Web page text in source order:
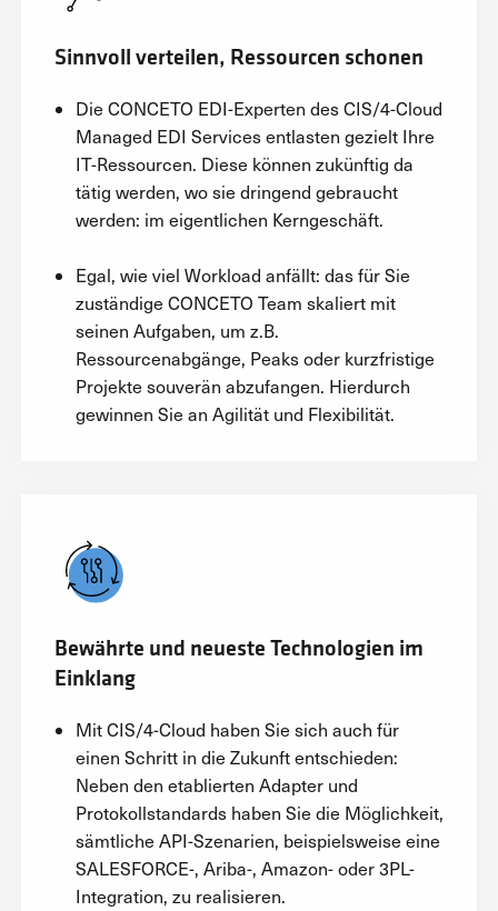
Sinnvoll verteilen, Ressourcen schonen
Die CONCETO EDI-Experten des CIS/4-Cloud
Managed EDI Services entlasten gezielt Ihre
IT-Ressourcen. Diese können zukünftig da
tätig werden, wo sie dringend gebraucht
werden: im eigentlichen Kerngeschäft.
Egal, wie viel Workload anfällt: das für Sie
zuständige CONCETO Team skaliert mit
seinen Aufgaben, um z.B.
Ressourcenabgänge, Peaks oder kurzfristige
Projekte souverän abzufangen. Hierdurch
gewinnen Sie an Agilität und Flexibilität.
Bewährte und neueste Technologien im
Einklang
Mit CIS/4-Cloud haben Sie sich auch für
einen Schritt in die Zukunft entschieden:
Neben den etablierten Adapter und
Protokollstandards haben Sie die Möglichkeit,
sämtliche API-Szenarien, beispielsweise eine
SALESFORCE-, Ariba-, Amazon- oder 3PL-
Integration, zu realisieren.